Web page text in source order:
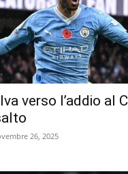
verso l’addio al
26, 2025